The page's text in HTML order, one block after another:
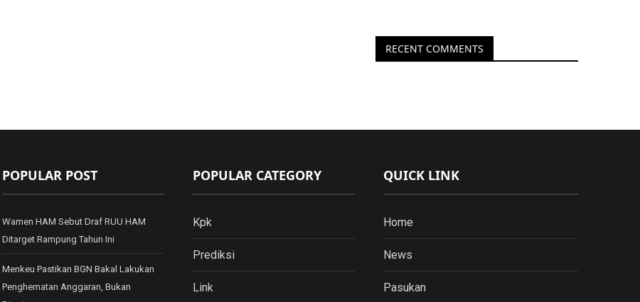
RECENT COMMENTS
POPULAR POST
Wamen HAM Sebut Draf RUU HAM
Ditarget Rampung Tahun Ini
Menkeu Pastikan BGN Bakal Lakukan
Penghematan Anggaran, Bukan
POPULAR CATEGORY
Kpk
Prediksi
Link
QUICK LINK
Home
News
Pasukan